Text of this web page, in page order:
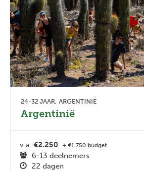
24-32 JAAR ARGENTINIË
Argentinië
v.a. €2.250 + €1.750 budget
6-13 deelnemers
22 dagen